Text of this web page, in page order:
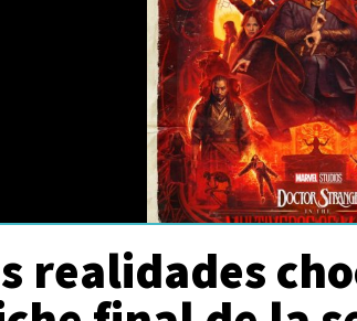
realidades